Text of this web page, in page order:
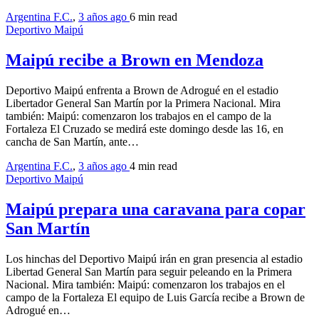
Argentina F.C., 3 años ago 6 min read
Deportivo Maipú
Maipú recibe a Brown en Mendoza
Deportivo Maipú enfrenta a Brown de Adrogué en el estadio
Libertador General San Martín por la Primera Nacional. Mira
también: Maipú: comenzaron los trabajos en el campo de la
Fortaleza El Cruzado se medirá este domingo desde las 16, en
cancha de San Martín, ante…
Argentina F.C., 3 años ago 4 min read
Deportivo Maipú
Maipú prepara una caravana para copar
San Martín
Los hinchas del Deportivo Maipú irán en gran presencia al estadio
Libertad General San Martín para seguir peleando en la Primera
Nacional. Mira también: Maipú: comenzaron los trabajos en el
campo de la Fortaleza El equipo de Luis García recibe a Brown de
Adrogué en…